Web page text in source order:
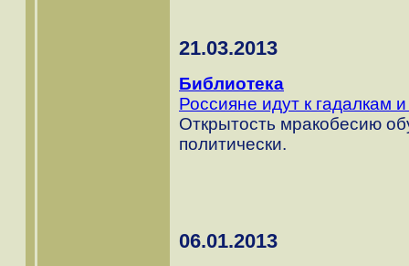
21.03.2013
Библиотека
Россияне идут к гадалкам
Открытость мракобесию
политически.
06.01.2013